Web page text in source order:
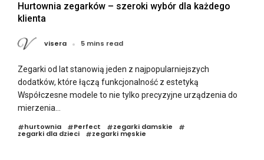
Hurtownia zegarków – szeroki wybór dla każdego
klienta
visera 5 mins read
Zegarki od lat stanowią jeden z najpopularniejszych
dodatków, które łączą funkcjonalność z estetyką
Współczesne modele to nie tylko precyzyjne urządzenia do
mierzenia...
#hurtownia #Perfect #zegarki damskie #
zegarki dla dzieci #zegarki męskie